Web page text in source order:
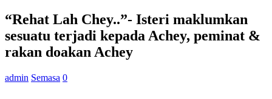
“Rehat Lah Chey..”- Isteri maklumkan
sesuatu terjadi kepada Achey, peminat &
rakan doakan Achey
admin Semasa 0